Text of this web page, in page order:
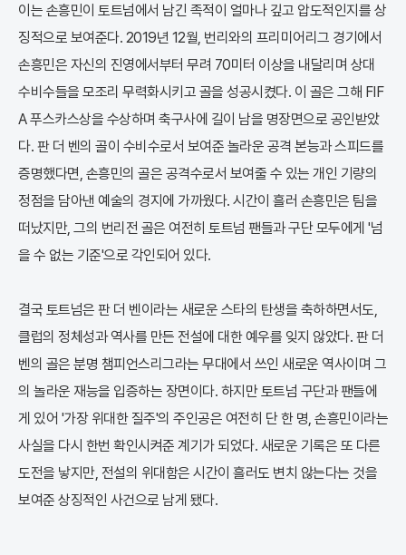
이는 손흥민이 토트넘에서 남긴 족적이 얼마나 깊고 압도적인지를 상
징적으로 보여준다. 2019년 12월, 번리와의 프리미어리그 경기에서
손흥민은 자신의 진영에서부터 무려 70미터 이상을 내달리며 상대
수비수들을 모조리 무력화시키고 골을 성공시켰다. 이 골은 그해 FIF
A 푸스카스상을 수상하며 축구사에 길이 남을 명장면으로 공인받았
다. 판 더 벤의 골이 수비수로서 보여준 놀라운 공격 본능과 스피드를
증명했다면, 손흥민의 골은 공격수로서 보여줄 수 있는 개인 기량의
정점을 담아낸 예술의 경지에 가까웠다. 시간이 흘러 손흥민은 팀을
떠났지만, 그의 번리전 골은 여전히 토트넘 팬들과 구단 모두에게 '넘
을 수 없는 기준'으로 각인되어 있다.
결국 토트넘은 판 더 벤이라는 새로운 스타의 탄생을 축하하면서도,
클럽의 정체성과 역사를 만든 전설에 대한 예우를 잊지 않았다. 판 더
벤의 골은 분명 챔피언스리그라는 무대에서 쓰인 새로운 역사이며 그
의 놀라운 재능을 입증하는 장면이다. 하지만 토트넘 구단과 팬들에
게 있어 '가장 위대한 질주'의 주인공은 여전히 단 한 명, 손흥민이라는
사실을 다시 한번 확인시켜준 계기가 되었다. 새로운 기록은 또 다른
도전을 낳지만, 전설의 위대함은 시간이 흘러도 변치 않는다는 것을
보여준 상징적인 사건으로 남게 됐다.